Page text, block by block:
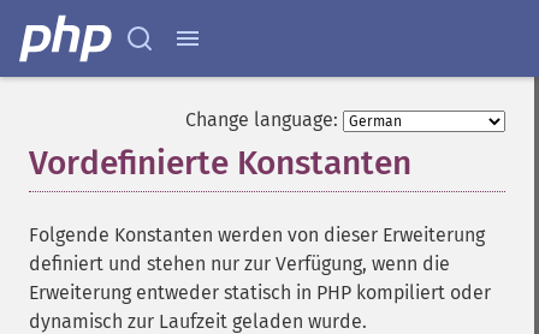
Change language:
Vordefinierte Konstanten
Folgende Konstanten werden von dieser Erweiterung
definiert und stehen nur zur Verfügung, wenn die
Erweiterung entweder statisch in PHP kompiliert oder
dynamisch zur Laufzeit geladen wurde.